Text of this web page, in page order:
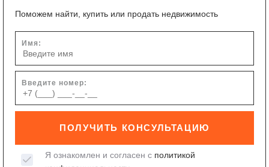
Поможем найти, купить или продать недвижимость
Имя:
Введите номер:
ПОЛУЧИТЬ КОНСУЛЬТАЦИЮ
Я ознакомлен и согласен с политикой